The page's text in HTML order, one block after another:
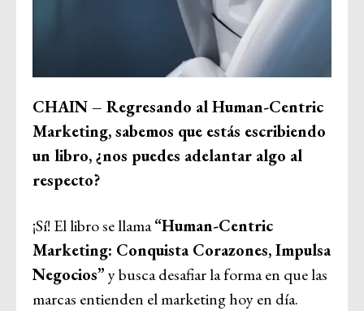
CHAIN – Regresando al Human-Centric
Marketing, sabemos que estás escribiendo
un libro, ¿nos puedes adelantar algo al
respecto?
¡Sí! El libro se llama“Human-Centric
Marketing: Conquista Corazones, Impulsa
Negocios”y busca desafiar la forma en que las
marcas entienden el marketing hoy en día.